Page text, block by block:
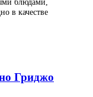
в качестве
Гриджо